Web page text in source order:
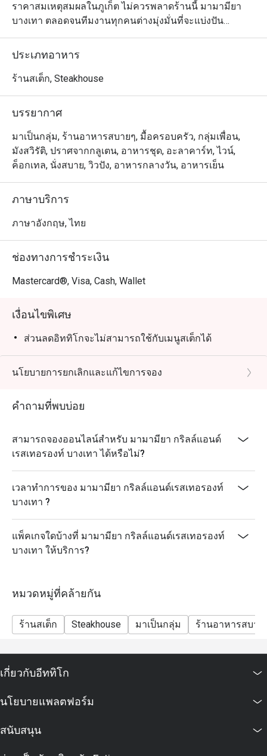
ราคาสมเหตุสมผลในภูเก็ต ไม่ควรพลาดร้านนี้ มามามียา
บางเทา ตลอดจนทีมงานทุกคนต่างมุ่งมั่นที่จะแบ่งปัน
ประสบการณ์และความเชี่ยวชาญในการปรุงอาหารและการ
บริการที่่ทางร้านสะสมมายาวนานถึง 25 ปีให้กับลูกค้าทุก
รสชาติจากทั่วโลก ที่ทางร้านออกแบบมาอย่างลงตัวทั้งแบบ
กันเอง และพนักงานก็มีความเอาใจใส่และเป็นมืออาชีพมาก
ประเภทอาหาร
ร้านสเต็ก, Steakhouse
บรรยากาศ
มาเป็นกลุ่ม, ร้านอาหารสบายๆ, มื้อครอบครัว, กลุ่มเพื่อน,
มังสวิรัติ, ปราศจากกลูเตน, อาหารชุด, อะลาคาร์ท, ไวน์,
ค็อกเทล, นั่งสบาย, วิวปัง, อาหารกลางวัน, อาหารเย็น
ภาษาบริการ
ภาษาอังกฤษ, ไทย
ช่องทางการชำระเงิน
Mastercard®, Visa, Cash, Wallet
เงื่อนไขพิเศษ
ส่วนลดอิททิโกจะไม่สามารถใช้กับเมนูสเต็กได้
นโยบายการยกเลิกและแก้ไขการจอง
คำถามที่พบบ่อย
สามารถจองออนไลน์สำหรับ มามามียา กริลล์แอนด์
เรสเทอรองท์ บางเทา ได้หรือไม่?
เวลาทำการของ มามามียา กริลล์แอนด์เรสเทอรองท์
บางเทา ?
แพ็คเกจใดบ้างที่ มามามียา กริลล์แอนด์เรสเทอรองท์
บางเทา ให้บริการ?
หมวดหมู่ที่คล้ายกัน
ร้านสเต็ก Steakhouse มาเป็นกลุ่ม ร้านอาหารสบาย
เกี่ยวกับอีททิโก
นโยบายแพลตฟอร์ม
สนับสนุน